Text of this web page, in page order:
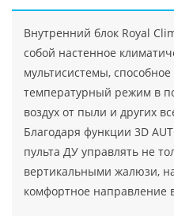
Внутренний блок Royal
собой настенное
мультисистемы,
температурный режим в
воздух от пыли и других
Благодаря функции 3D
пульта ДУ управлять не
вертикальными жалюзи,
комфортное направление